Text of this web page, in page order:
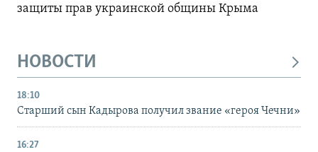
защиты прав украинской общины Крыма
НОВОСТИ
18:10
Старший сын Кадырова получил звание «героя Чечни»
16:27